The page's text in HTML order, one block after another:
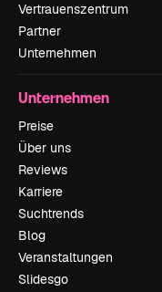
Vertrauenszentrum
Partner
Unternehmen
Unternehmen
Preise
Über uns
Reviews
Karriere
Suchtrends
Blog
Veranstaltungen
Slidesgo